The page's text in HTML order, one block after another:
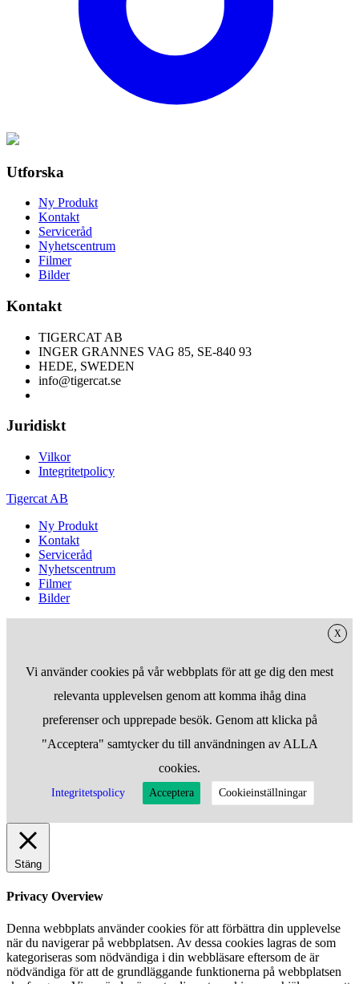
Utforska
Ny Produkt
Kontakt
Serviceråd
Nyhetscentrum
Filmer
Bilder
Kontakt
TIGERCAT AB
INGER GRANNES VAG 85, SE-840 93
HEDE, SWEDEN
info@tigercat.se
Juridiskt
Vilkor
Integritetpolicy
Tigercat AB
Ny Produkt
Kontakt
Serviceråd
Nyhetscentrum
Filmer
Bilder
X
Vi använder cookies på vår webbplats för att ge dig den mest
relevanta upplevelsen genom att komma ihåg dina
preferenser och upprepade besök. Genom att klicka på
"Acceptera" samtycker du till användningen av ALLA
cookies.
Integritetspolicy Acceptera Cookieinställningar
Stäng
Privacy Overview
Denna webbplats använder cookies för att förbättra din upplevelse
när du navigerar på webbplatsen. Av dessa cookies lagras de som
kategoriseras som nödvändiga i din webbläsare eftersom de är
nödvändiga för att de grundläggande funktionerna på webbplatsen